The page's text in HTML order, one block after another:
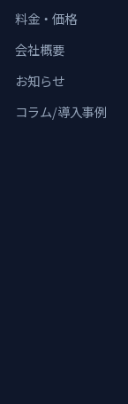
料金・価格
会社概要
お知らせ
コラム/導入事例